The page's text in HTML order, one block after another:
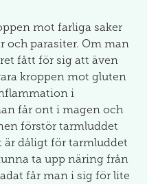
mot farliga saker
och parasiter. Om man
fått för sig att även
kroppen mot gluten
i
får ont i magen och
förstör tarmluddet
dåligt för tarmluddet
ta upp näring från
får man i sig för lite